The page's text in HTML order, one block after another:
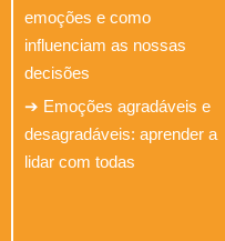
emoções e como
influenciam as nossas
decisões
➔ Emoções agradáveis e
desagradáveis: aprender a
lidar com todas